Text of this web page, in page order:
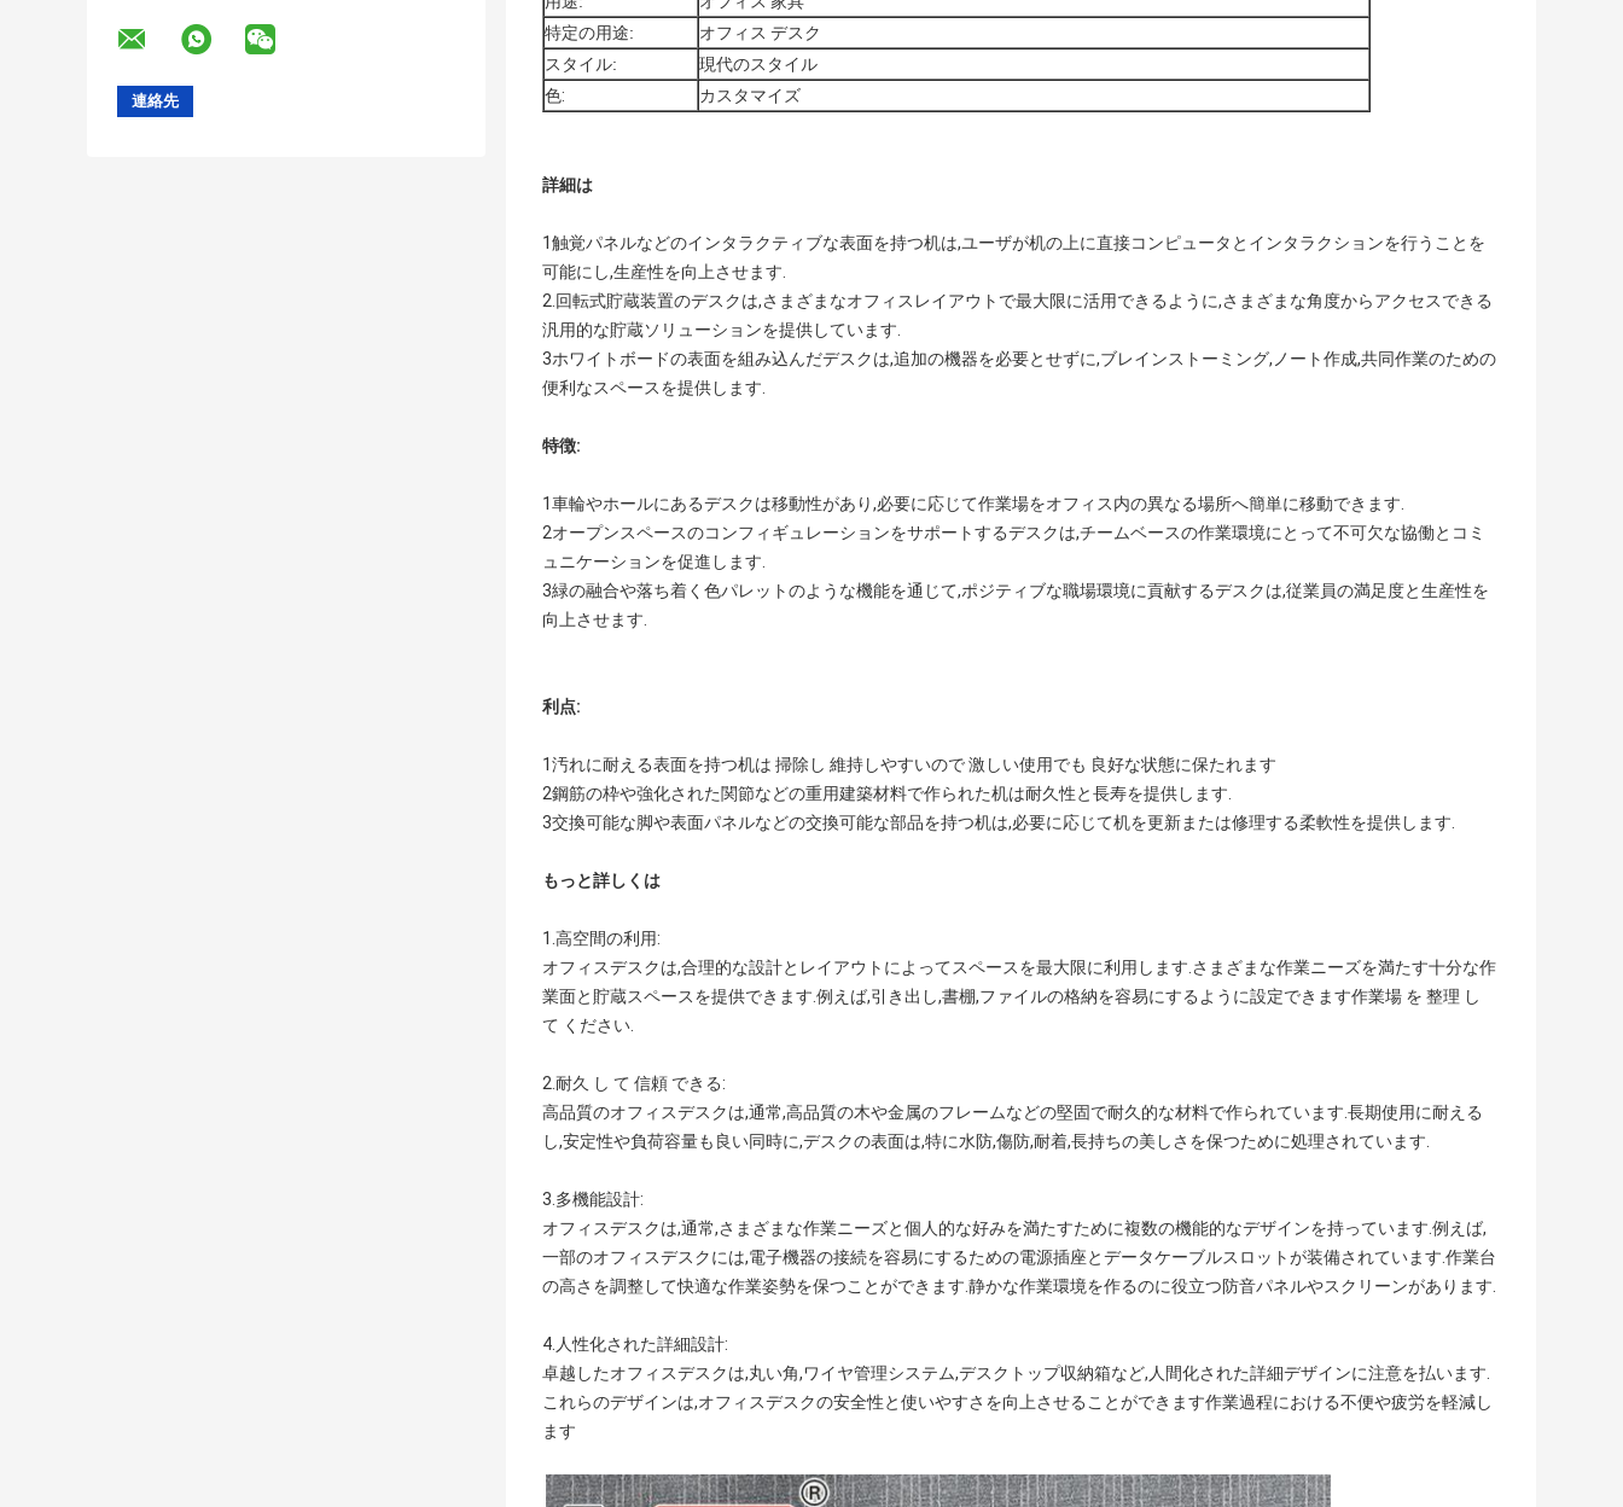
特定の用途:
オフィス デスク
スタイル:
現代のスタイル
色:
カスタマイズ
詳細は
1触覚パネルなどのインタラクティブな表面を持つ机は,ユーザが机の上に直接コンピュータとインタラクションを行うことを
可能にし,生産性を向上させます.
2.回転式貯蔵装置のデスクは,さまざまなオフィスレイアウトで最大限に活用できるように,さまざまな角度からアクセスできる
汎用的な貯蔵ソリューションを提供しています.
3ホワイトボードの表面を組み込んだデスクは,追加の機器を必要とせずに,ブレインストーミング,ノート作成,共同作業のための
便利なスペースを提供します.
特徴:
1車輪やホールにあるデスクは移動性があり,必要に応じて作業場をオフィス内の異なる場所へ簡単に移動できます.
2オープンスペースのコンフィギュレーションをサポートするデスクは,チームベースの作業環境にとって不可欠な協働とコミ
ュニケーションを促進します.
3緑の融合や落ち着く色パレットのような機能を通じて,ポジティブな職場環境に貢献するデスクは,従業員の満足度と生産性を
向上させます.
利点:
1汚れに耐える表面を持つ机は 掃除し 維持しやすいので 激しい使用でも 良好な状態に保たれます
2鋼筋の枠や強化された関節などの重用建築材料で作られた机は耐久性と長寿を提供します.
3交換可能な脚や表面パネルなどの交換可能な部品を持つ机は,必要に応じて机を更新または修理する柔軟性を提供します.
もっと詳しくは
1.高空間の利用:
オフィスデスクは,合理的な設計とレイアウトによってスペースを最大限に利用します.さまざまな作業ニーズを満たす十分な作
業面と貯蔵スペースを提供できます.例えば,引き出し,書棚,ファイルの格納を容易にするように設定できます作業場 を 整理 し
て ください.
2.耐久 し て 信頼 できる:
高品質のオフィスデスクは,通常,高品質の木や金属のフレームなどの堅固で耐久的な材料で作られています.長期使用に耐える
し,安定性や負荷容量も良い同時に,デスクの表面は,特に水防,傷防,耐着,長持ちの美しさを保つために処理されています.
3.多機能設計:
オフィスデスクは,通常,さまざまな作業ニーズと個人的な好みを満たすために複数の機能的なデザインを持っています.例えば,
一部のオフィスデスクには,電子機器の接続を容易にするための電源插座とデータケーブルスロットが装備されています.作業台
の高さを調整して快適な作業姿勢を保つことができます.静かな作業環境を作るのに役立つ防音パネルやスクリーンがあります.
4.人性化された詳細設計:
卓越したオフィスデスクは,丸い角,ワイヤ管理システム,デスクトップ収納箱など,人間化された詳細デザインに注意を払います.
これらのデザインは,オフィスデスクの安全性と使いやすさを向上させることができます作業過程における不便や疲労を軽減し
ます